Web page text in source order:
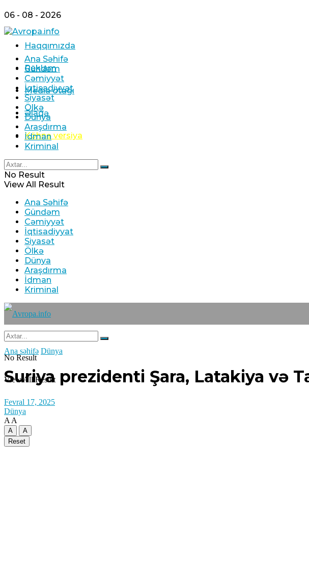
06 - 08 - 2026
Haqqımızda
Reklam
Media otağı
Əlaqə
Köhnə versiya
Ana Səhifə
Gündəm
Cəmiyyət
İqtisadiyyat
Siyasət
Ölkə
Dünya
Araşdırma
İdman
Kriminal
No Result
View All Result
Ana Səhifə
Gündəm
Cəmiyyət
İqtisadiyyat
Siyasət
Ölkə
Dünya
Araşdırma
İdman
Kriminal
No Result
View All Result
Ana səhifə Dünya
Suriya prezidenti Şara, Latakiya və
Fevral 17, 2025
Dünya
A A
A
A
Reset